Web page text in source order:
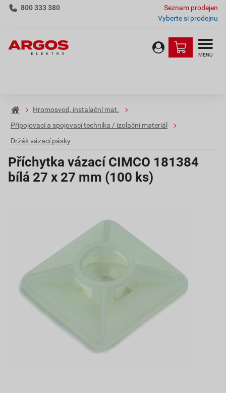
800 333 380
Seznam prodejen
Vyberte si prodejnu
MENU
Hromosvod, instalační mat.
Připojovací a spojovací technika / izolační materiál
Držák vázací pásky
Příchytka vázací CIMCO 181384
bílá 27 x 27 mm (100 ks)